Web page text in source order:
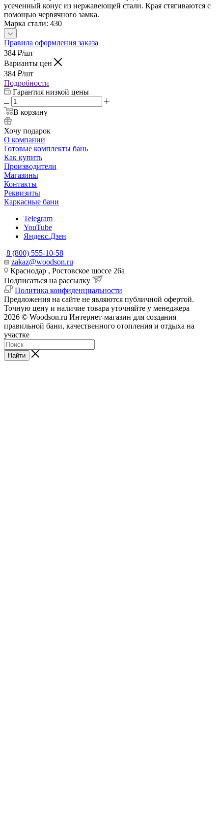
усеченный конус из нержавеющей стали. Края стягиваются с
помощью червячного замка.
Марка стали: 430
Правила оформления заказа
384 ₽/шт
Варианты цен
384 ₽/шт
Подробности
Гарантия низкой цены
В корзину
Хочу подарок
О компании
Готовые комплекты бань
Как купить
Производители
Магазины
Контакты
Реквизиты
Каркасные бани
Telegram
YouTube
Яндекс.Дзен
8 (800) 555-10-58
zakaz@woodson.ru
Краснодар , Ростовское шоссе 26а
Подписаться на рассылку
Политика конфиденциальности
Предложения на сайте не являются публичной офертой.
Точную цену и наличие товара уточняйте у менеджера
2026 © Woodson.ru Интернет-магазин для создания
правильной бани, качественного отопления и отдыха на
участке
Найти